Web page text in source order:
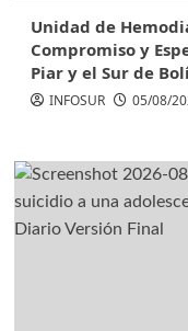
Unidad de
Compromiso y
Piar y el Sur de
INFOSUR 05/08/